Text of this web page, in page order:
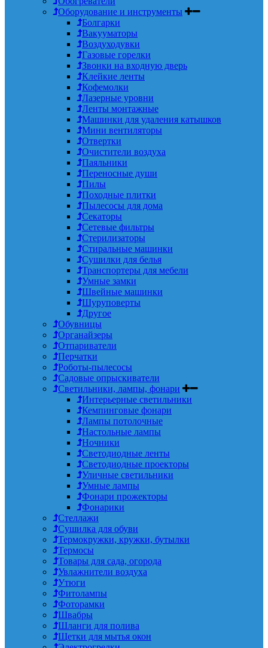
Оборудование и инструменты
Болгарки
Вакууматоры
Воздуходувки
Газовые горелки
Звонки на входную дверь
Клейкие ленты
Кофемолки
Лазерные уровни
Ленты монтажные
Машинки для удаления катышков
Мини вентиляторы
Отвертки
Очистители воздуха
Паяльники
Переносные души
Пилы
Походные плитки
Пылесосы для дома
Секаторы
Сетевые фильтры
Стерилизаторы
Стиральные машинки
Сушилки для белья
Транспортеры для мебели
Умные замки
Швейные машинки
Шуруповерты
Другое
Обувницы
Органайзеры
Отпариватели
Перчатки
Роботы-пылесосы
Садовые опрыскиватели
Светильники, лампы, фонари
Интерьерные светильники
Кемпинговые фонари
Лампы потолочные
Настольные лампы
Ночники
Светодиодные ленты
Светодиодные проекторы
Уличные светильники
Умные лампы
Фонари прожекторы
Фонарики
Стеллажи
Сушилка для обуви
Термокружки, кружки, бутылки
Термосы
Товары для сада, огорода
Увлажнители воздуха
Утюги
Фитолампы
Фоторамки
Швабры
Шланги для полива
Щетки для мытья окон